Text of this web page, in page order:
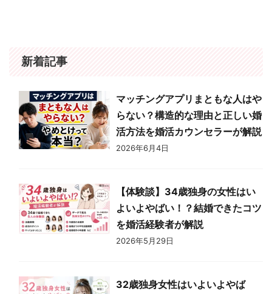
いほどいます。大切なのは、今自
分がどう動くかです。 この記事
くの女性の婚活を見てきた視点
で、35歳独身女性の現実と、実
際に35歳から結婚できた女性が
やっていたことをお伝えします。
…
員が多く、「若いうちに結婚でき
なかった＝売れ残り」と誤解され
やすいんです。 でも実際 …
新着記事
マッチングアプリまともな人はや
らない？構造的な理由と正しい婚
活方法を婚活カウンセラーが解説
2026年6月4日
【体験談】34歳独身の女性はい
よいよやばい！？結婚できたコツ
を婚活経験者が解説
2026年5月29日
32歳独身女性はいよいよやば